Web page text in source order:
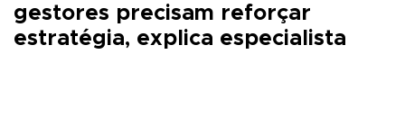
gestores precisam reforçar
estratégia, explica especialista